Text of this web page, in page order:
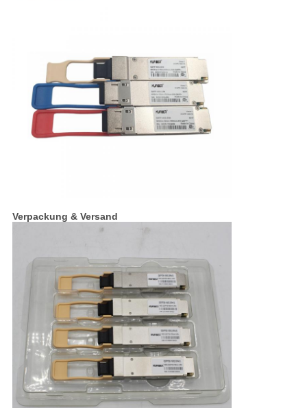
Verpackung & Versand